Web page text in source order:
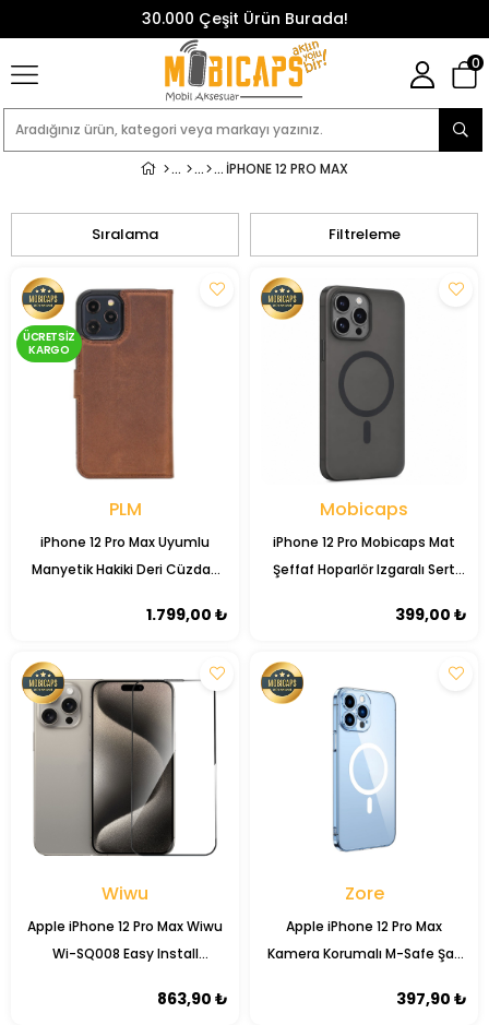
30.000 Çeşit Ürün Burada!
0
IPHONE 12 PRO MAX
Filtreleme
Sıralama
PLM
iPhone 12 Pro Max Uyumlu
Manyetik Hakiki Deri Cüzdan
Kredi Kart Yuvalı
ÜCRETSIZ
KARGO
1.799,00 ₺
Mobicaps
iPhone 12 Pro Mobicaps Mat
Şeffaf Hoparlör Izgaralı Sert
399,00 ₺
Wiwu
Apple iPhone 12 Pro Max Wiwu
Wi-SQ008 Easy Install
+ Kolay Uygulama Aparatlı
863,90 ₺
Zore
Apple iPhone 12 Pro Max
Kamera Korumalı M-Safe Şarj
Sert PC Kapak397,90 ₺